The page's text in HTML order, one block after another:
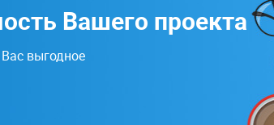
Вашего проекта
выгодное